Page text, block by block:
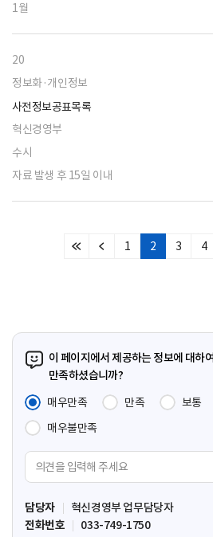
1월
20
정보화·개인정보
사전정보공표목록
혁신경영부
수시
자료 발생 후 15일 이내
처
이
1 2 3 4
이 페이지에서 제공하는 정보에 대하
만족하셨습니까?
매우만족
만족 보통
매우불만족
견
입
력
담당자
혁신경영부 업무담당자
전화번호
033-749-1750